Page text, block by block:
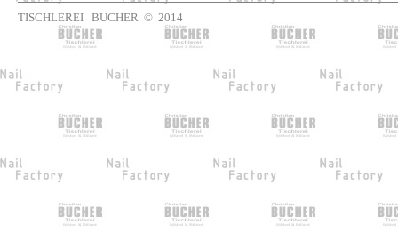
TISCHLEREI BUCHER © 2014